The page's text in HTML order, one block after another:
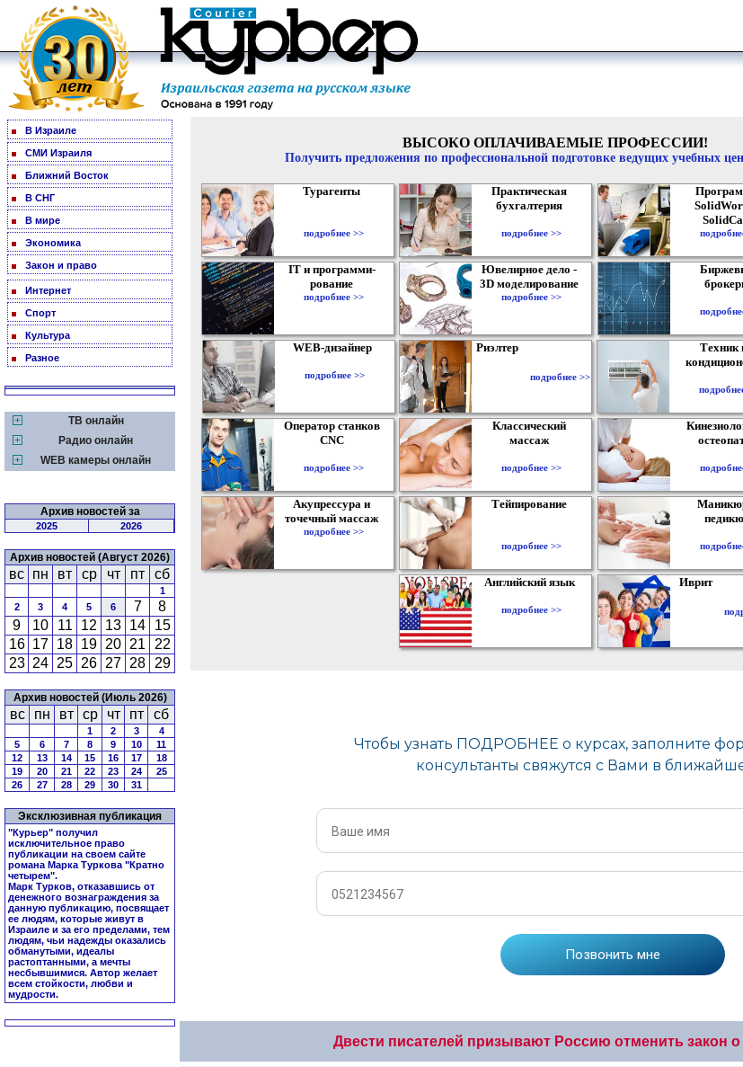
В Израиле
СМИ Израиля
Ближний Восток
В СНГ
В мире
Экономика
Закон и право
Интернет
Спорт
Культура
Разное
ТВ онлайн
Радио онлайн
WEB камеры онлайн
Архив новостей за
2025 2026
Архив новостей (Август 2026)
вс пн вт ср чт пт сб
1
2
3 4 5 6 7
8
9
10 11 12 13 14
15
16 17 18 19 20 21
22
23 24 25 26 27 28 29
Архив новостей (Июль 2026)
вс пн вт ср чт пт сб
1 2 3
4
5
6 7 8 9 10
11
12
13 14 15 16 17
18
19
20 21 22 23 24
25
26
27 28 29 30 31
Эксклюзивная публикация
"Курьер" получил
исключительное право
публикации на своем сайте
романа Марка Туркова "Кратно
четырем".
Марк Турков, отказавшись от
денежного вознаграждения за
данную публикацию, посвящает
ее людям, которые живут в
Израиле и за его пределами, тем
людям, чьи надежды оказались
обманутыми, идеалы
растоптанными, а мечты
несбывшимися. Автор желает
всем стойкости, любви и
мудрости.
ВЫСОКО ОПЛАЧИВАЕМЫЕ ПРОФЕССИИ!
Получить предложения по профессиональной подготовке ведущих учебных
Турагенты
подробнее >>
Практическая
бухгалтерия
подробнее >>
IT и программи-
рование
подробнее >>
Ювелирное дело -
3D моделирование
подробнее >>
WEB-дизайнер
подробнее >>
Риэлтер
подробнее >>
Техник
Оператор станков
CNC
подробнее >>
Классический
массаж
подробнее >>
Акупрессура и
точечный массаж
подробнее >>
Тейпирование
подробнее >>
Английский язык
подробнее >>
Иврит
Двести писателей призывают Россию отменить закон о